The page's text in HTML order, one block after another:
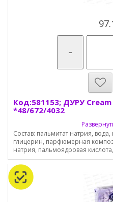
-
Код:581153; ДУРУ
*48/672/4032
Состав: пальмитат натрия,
глицерин, парфюмерная
натрия, пальмоядровая